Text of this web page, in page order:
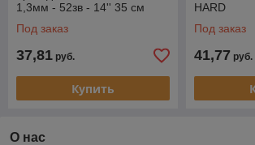
1,3мм - 52зв - 14'' 35 см
Под заказ
37,81 руб.
Купить
HARD
Под заказ
41,77 руб.
О нас